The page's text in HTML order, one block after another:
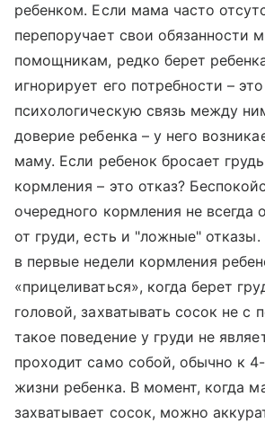
ребенком. Если мама часто
перепоручает свои обязанности
помощникам, редко берет
игнорирует его потребности –
психологическую связь между
доверие ребенка – у него
маму. Если ребенок бросает
кормления – это отказ?
очередного кормления не всегда
от груди, есть и "ложные" отказы.
в первые недели кормления
«прицеливаться», когда берет
головой, захватывать сосок не с
такое поведение у груди не
проходит само собой, обычно к
жизни ребенка. В момент, когда
захватывает сосок, можно